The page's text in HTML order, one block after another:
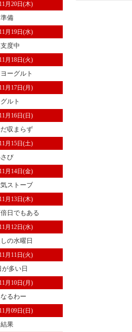
月20日(木)
備
月19日(水)
度中
月18日(火)
ーグルト
月17日(月)
ルト
月16日(日)
収まらず
月15日(土)
び
月14日(金)
ストーブ
月13日(木)
日でもある
月12日(水)
の水曜日
月11日(火)
多い日
月10日(月)
るわー
月09日(日)
果